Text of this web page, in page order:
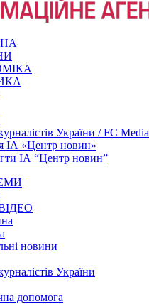
України / FC Media
ІА «Центр новин»
ІА “Центр новин”
новини
України
допомога